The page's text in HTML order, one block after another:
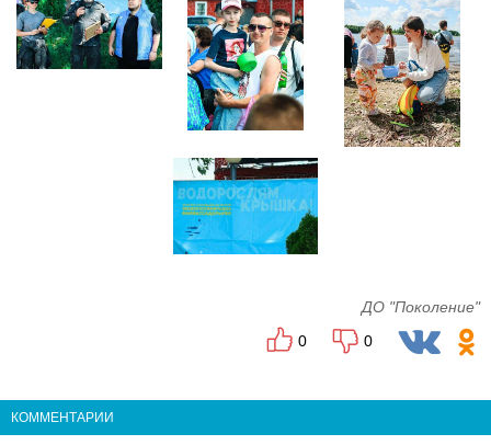
ДО "Поколение"
0
0
КОММЕНТАРИИ